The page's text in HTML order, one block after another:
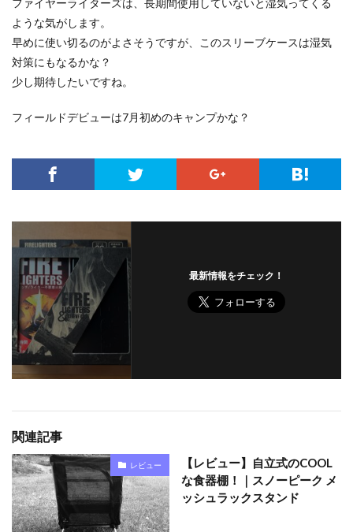
ファイヤーライターズは、長期間使用していないと湿気ってくる
ような気がします。
早めに使い切るのがよさそうですが、このスリーブケースは湿気
対策にもなるかな？
少し期待したいですね。
フィールドデビューは7月初めのキャンプかな？
最新情報をチェック！
関連記事
レビュー
【レビュー】自立式のCOOL
な食器棚！｜スノーピーク メ
ッシュラックスタンド